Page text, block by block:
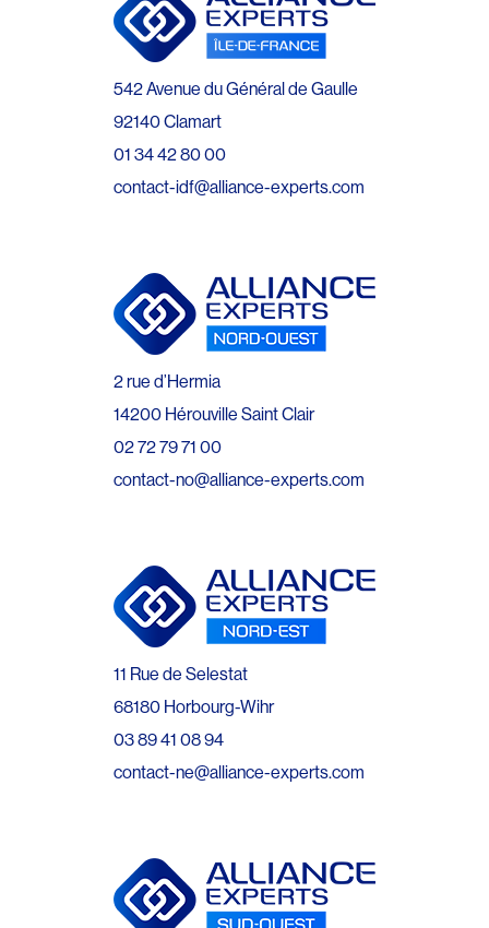
542 Avenue du Général de Gaulle
92140 Clamart
01 34 42 80 00
contact-idf@alliance-experts.com
2 rue d’Hermia
14200 Hérouville Saint Clair
02 72 79 71 00
contact-no@alliance-experts.com
11 Rue de Selestat
68180 Horbourg-Wihr
03 89 41 08 94
contact-ne@alliance-experts.com